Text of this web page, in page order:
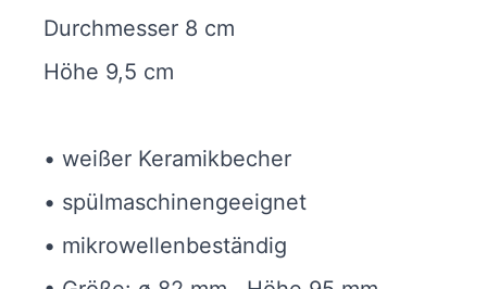
Durchmesser 8 cm
Höhe 9,5 cm
• weißer Keramikbecher
• spülmaschinengeeignet
• mikrowellenbeständig